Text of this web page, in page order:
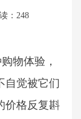
：248
物体验，
自觉被它们
价格反复斟